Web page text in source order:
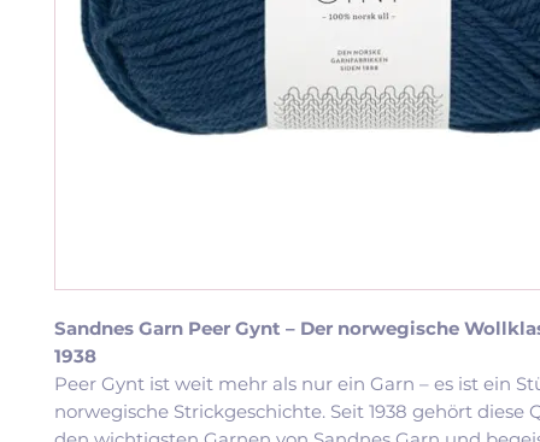
Sandnes Garn Peer Gynt – Der norwegische
1938
Peer Gynt ist weit mehr als nur ein Garn – es ist ein
norwegische Strickgeschichte. Seit 1938 gehört diese